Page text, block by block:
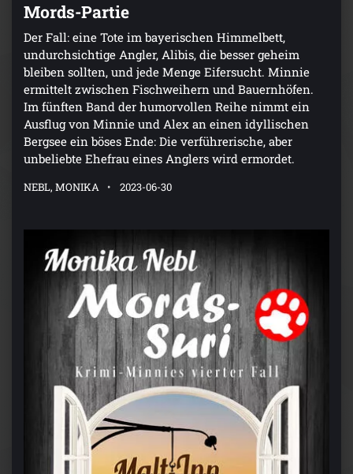
Mords-Partie
Der Fall: eine Tote im bayerischen Himmelbett,
undurchsichtige Angler, Alibis, die besser geheim
bleiben sollten, und jede Menge Eifersucht. Minnie
ermittelt zwischen Fischweihern und Bauernhöfen.
Im fünften Band der humorvollen Reihe nimmt ein
Ausflug von Minnie und Alex an einen idyllischen
Bergsee ein böses Ende: Die verführerische, aber
unbeliebte Ehefrau eines Anglers wird ermordet.
NEBL, MONIKA 2023-06-30